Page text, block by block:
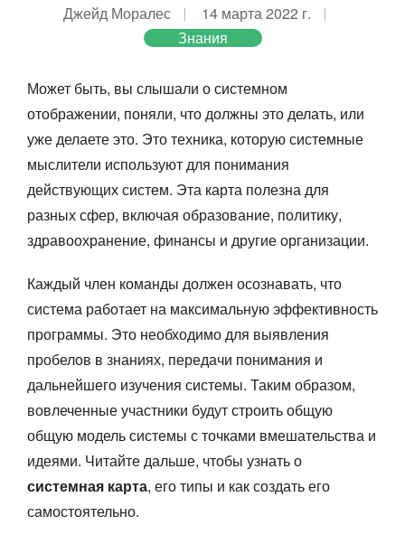
Джейд Моралес
14 марта 2022 г.
Знания
Может быть, вы слышали о системном
отображении, поняли, что должны это делать, или
уже делаете это. Это техника, которую системные
мыслители используют для понимания
действующих систем. Эта карта полезна для
разных сфер, включая образование, политику,
здравоохранение, финансы и другие организации.
Каждый член команды должен осознавать, что
система работает на максимальную эффективность
программы. Это необходимо для выявления
пробелов в знаниях, передачи понимания и
дальнейшего изучения системы. Таким образом,
вовлеченные участники будут строить общую
общую модель системы с точками вмешательства и
идеями. Читайте дальше, чтобы узнать о
системная карта, его типы и как создать его
самостоятельно.